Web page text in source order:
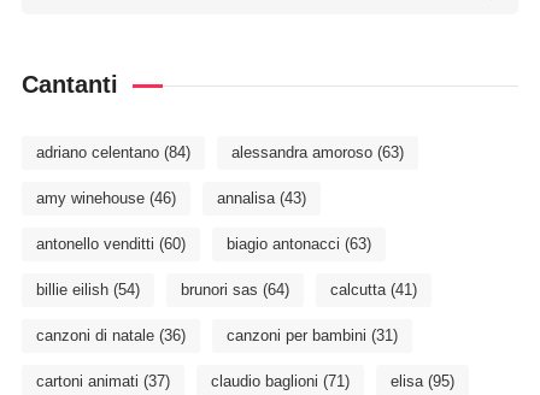
Cantanti
adriano celentano(84) alessandra amoroso(63)
amy winehouse(46) annalisa(43)
antonello venditti (60) biagio antonacci (63)
billie eilish(54) brunori sas (64) calcutta(41)
canzoni di natale(36) canzoni per bambini (31)
cartoni animati (37) claudio baglioni (71) elisa(95)